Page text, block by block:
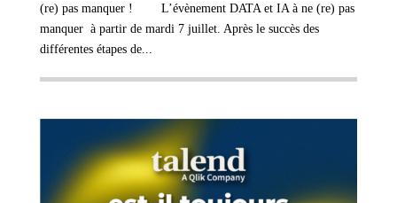
(re) pas manquer ! L’évènement DATA et IA à ne (re) pas
manquer à partir de mardi 7 juillet. Après le succès des
différentes étapes de...